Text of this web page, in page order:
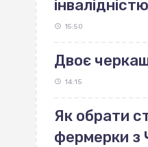
інвалідністю
15:50
Двоє
14:15
Як обрати
фермерки з